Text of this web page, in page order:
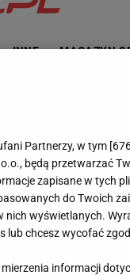
INNE MAGAZYN
Partnerzy, w tym [
będą przetwarzać
zapisane w tych
do Twoich
wyświetlanych.
lub chcesz wycofać
informacji